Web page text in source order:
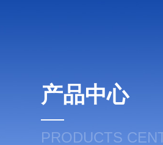
产品中心
PRODUCTS